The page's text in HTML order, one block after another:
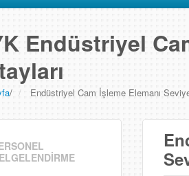
Endüstriyel
/ Endüstriyel Cam İşleme Elemanı